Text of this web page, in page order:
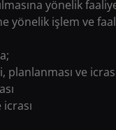
yönelik
yönelik işlem ve
ve